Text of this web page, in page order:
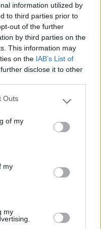
information utilized by
to third parties prior to
out of the further
by third parties on the
This information may
on the IAB’s List of
disclose it to other
one or more Google
You may click to
in below Google
Outs
of my
my
my
21/12/2017 9:23
dicembre.
gentili e
1 km con trasporto
e con piscina